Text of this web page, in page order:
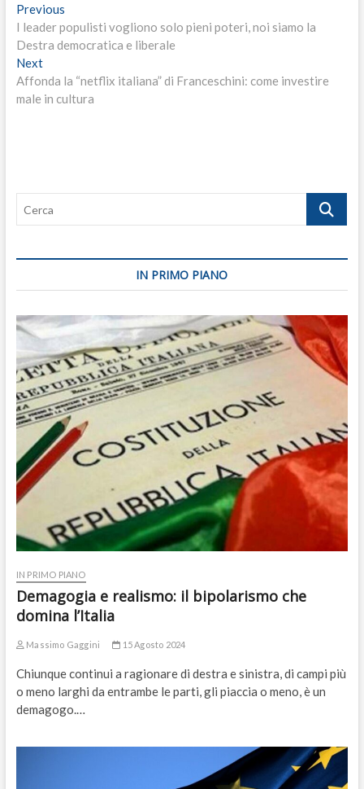
Navigazione
articoli
PreviousPrevious
post:
I leader populisti vogliono solo pieni poteri, noi siamo la
Destra democratica e liberale
NextNext
post:
Affonda la “netflix italiana” di Franceschini: come investire
male in cultura
Cerca
IN PRIMO PIANO
IN PRIMO PIANO
Demagogia e realismo: il bipolarismo che
domina l’Italia
Massimo Gaggini 15 Agosto 2024
Chiunque continui a ragionare di destra e sinistra, di campi più
o meno larghi da entrambe le parti, gli piaccia o meno, è un
demagogo.…